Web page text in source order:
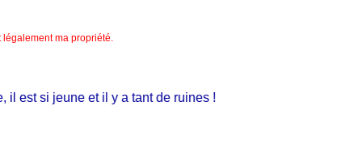
légalement ma propriété.
est si jeune et il y a tant de ruines !